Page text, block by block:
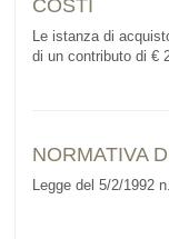
COSTI
Le istanza di
di un contributo di €
NORMATIVA
Legge del 5/2/1992